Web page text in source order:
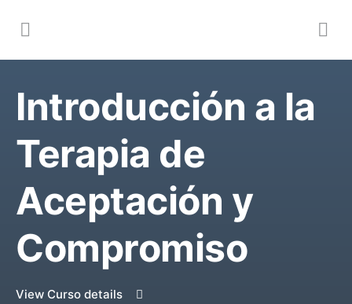
Introducción a la
Terapia de
Aceptación y
Compromiso
View Curso details